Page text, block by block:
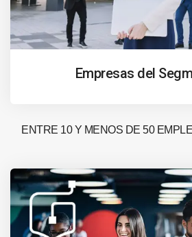
Empresas del
ENTRE 10 Y MENOS DE 50